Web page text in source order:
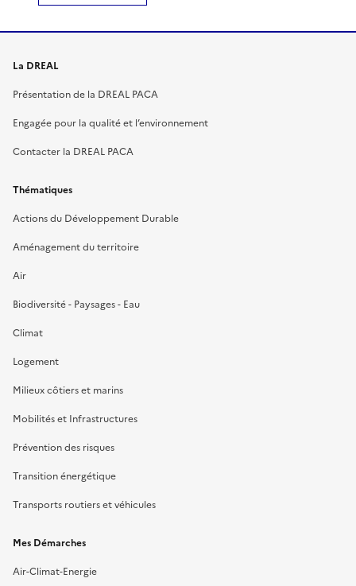
La DREAL
Présentation de la DREAL PACA
Engagée pour la qualité et l’environnement
Contacter la DREAL PACA
Thématiques
Actions du Développement Durable
Aménagement du territoire
Air
Biodiversité - Paysages - Eau
Climat
Logement
Milieux côtiers et marins
Mobilités et Infrastructures
Prévention des risques
Transition énergétique
Transports routiers et véhicules
Mes Démarches
Air-Climat-Energie